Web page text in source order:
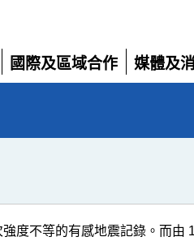
國際及區域合作
展
媒體及
展
度不等的有感地震記錄。而由